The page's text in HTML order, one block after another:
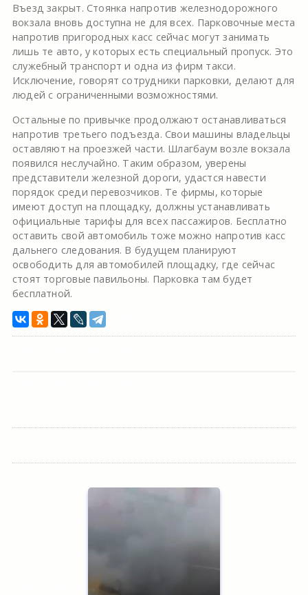
Въезд закрыт. Стоянка напротив железнодорожного
вокзала вновь доступна не для всех. Парковочные места
напротив пригородных касс сейчас могут занимать
лишь те авто, у которых есть специальный пропуск. Это
служебный транспорт и одна из фирм такси.
Исключение, говорят сотрудники парковки, делают для
людей с ограниченными возможностями.
Остальные по привычке продолжают останавливаться
напротив третьего подъезда. Свои машины владельцы
оставляют на проезжей части. Шлагбаум возле вокзала
появился неслучайно. Таким образом, уверены
представители железной дороги, удастся навести
порядок среди перевозчиков. Те фирмы, которые
имеют доступ на площадку, должны устанавливать
официальные тарифы для всех пассажиров. Бесплатно
оставить свой автомобиль тоже можно напротив касс
дальнего следования. В будущем планируют
освободить для автомобилей площадку, где сейчас
стоят торговые павильоны. Парковка там будет
бесплатной.